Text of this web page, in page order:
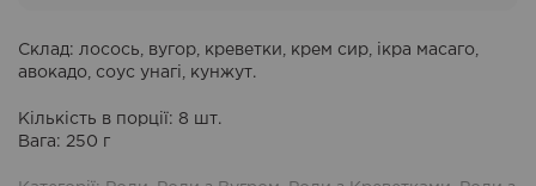
Склад: лосось, вугор, креветки, крем сир, ікра масаго,
авокадо, соус унагі, кунжут.
Кількість в порції: 8 шт.
Вага: 250 г